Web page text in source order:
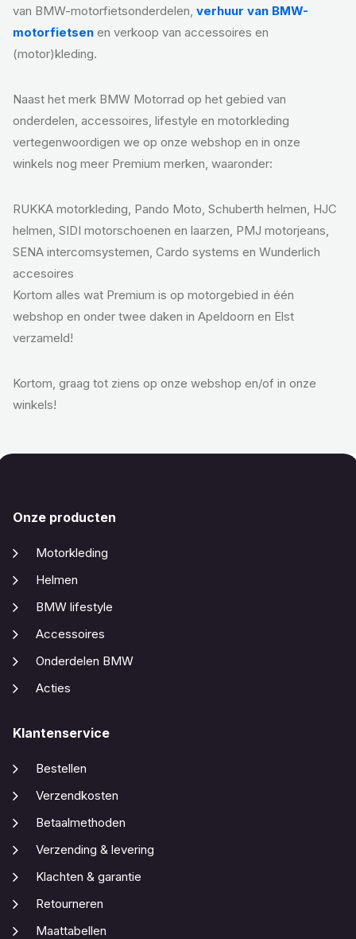
van BMW-motorfietsonderdelen, verhuur van BMW-
motorfietsen en verkoop van accessoires en
(motor)kleding.
Naast het merk BMW Motorrad op het gebied van
onderdelen, accessoires, lifestyle en motorkleding
vertegenwoordigen we op onze webshop en in onze
winkels nog meer Premium merken, waaronder:
RUKKA motorkleding, Pando Moto, Schuberth helmen, HJC
helmen, SIDI motorschoenen en laarzen, PMJ motorjeans,
SENA intercomsystemen, Cardo systems en Wunderlich
accesoires
Kortom alles wat Premium is op motorgebied in één
webshop en onder twee daken in Apeldoorn en Elst
verzameld!
Kortom, graag tot ziens op onze webshop en/of in onze
winkels!
Onze producten
Motorkleding
Helmen
BMW lifestyle
Accessoires
Onderdelen BMW
Acties
Klantenservice
Bestellen
Verzendkosten
Betaalmethoden
Verzending & levering
Klachten & garantie
Retourneren
Maattabellen